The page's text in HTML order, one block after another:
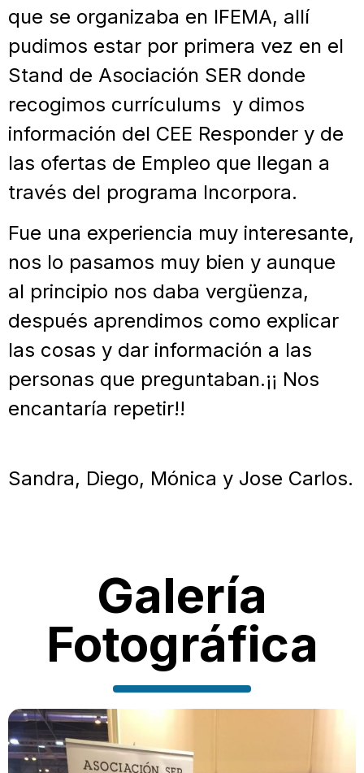
que se organizaba en IFEMA, allí
pudimos estar por primera vez en el
Stand de Asociación SER donde
recogimos currículums y dimos
información del CEE Responder y de
las ofertas de Empleo que llegan a
través del programa Incorpora.
Fue una experiencia muy interesante,
nos lo pasamos muy bien y aunque
al principio nos daba vergüenza,
después aprendimos como explicar
las cosas y dar información a las
personas que preguntaban.¡¡ Nos
encantaría repetir!!
Sandra, Diego, Mónica y Jose Carlos.
Galería
Fotográfica